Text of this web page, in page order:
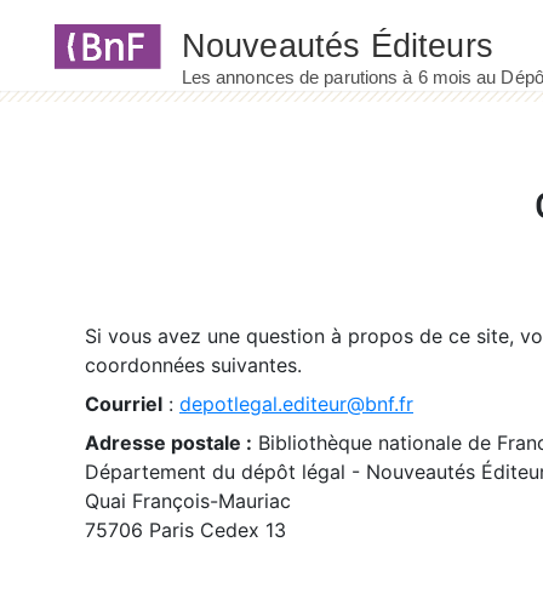
Si vous avez une question à propos de ce site,
coordonnées suivantes.
Courriel : depotlegal.editeur@bnf.fr
Adresse postale : Bibliothèque nationale de
Département du dépôt légal - Nouveautés
Quai François-Mauriac
75706 Paris Cedex 13